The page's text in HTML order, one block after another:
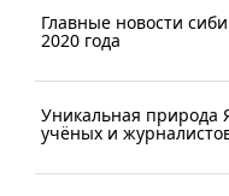
Главные новости
2020 года
Уникальная природа
учёных и